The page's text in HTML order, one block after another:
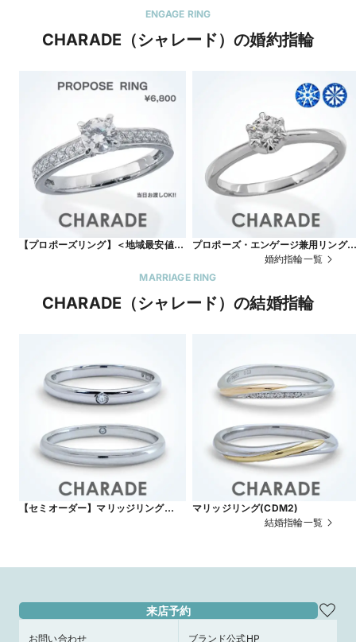
ENGAGE RING
CHARADE（シャレード）の婚約指輪
【プロポーズリング】＜地域最安値に
タッフにデザイナーもおります
プロポーズ・エンゲージ兼用リング
【当日お渡し】プラチナシリーズ
《ハート・キュー ダイヤ使用》
婚約指輪一覧
MARRIAGE RING
CHARADE（シャレード）の結婚指輪
【セミオーダー】マリッジリング
マリッジリング(CDM2)
結婚指輪一覧
来店予約
お問い合わせ ブランド公式HP